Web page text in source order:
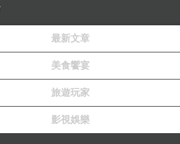
主辦文字趴~
最新文章
美食饗宴
旅遊玩家
影視娛樂